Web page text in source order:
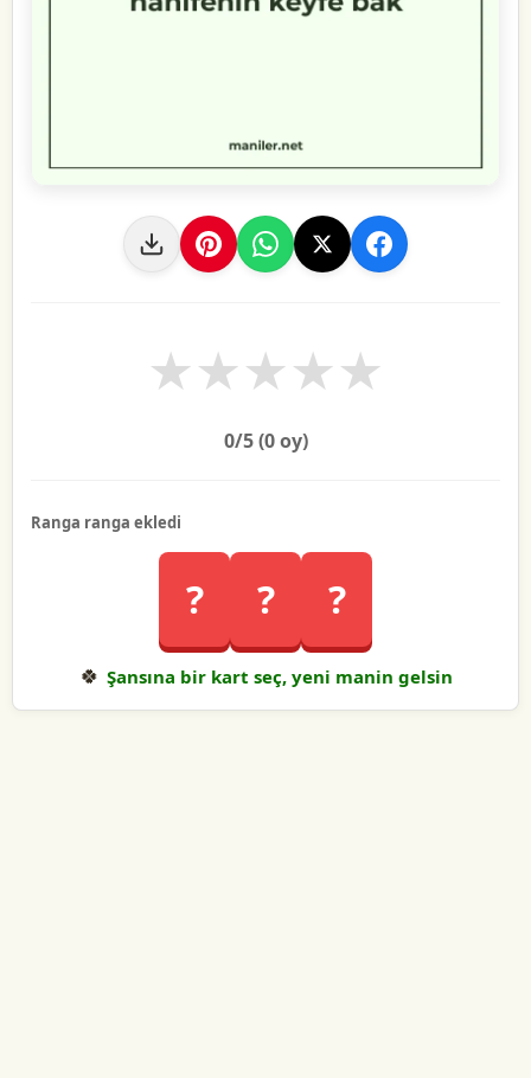
★
★
★
★
★
0/5 (0oy)
Ranga ranga ekledi
? ? ?
🍀 Şansına bir kart seç, yeni manin gelsin